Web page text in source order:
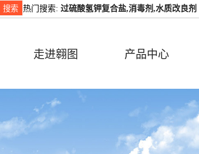
热门搜索: 过硫酸氢钾复合盐,消毒剂,水质改良剂
走进翱图 产品中心